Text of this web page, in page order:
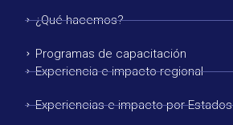
¿Qué hacemos?
Programas de capacitación
Experiencia e impacto regional
Experiencias e impacto por Estados